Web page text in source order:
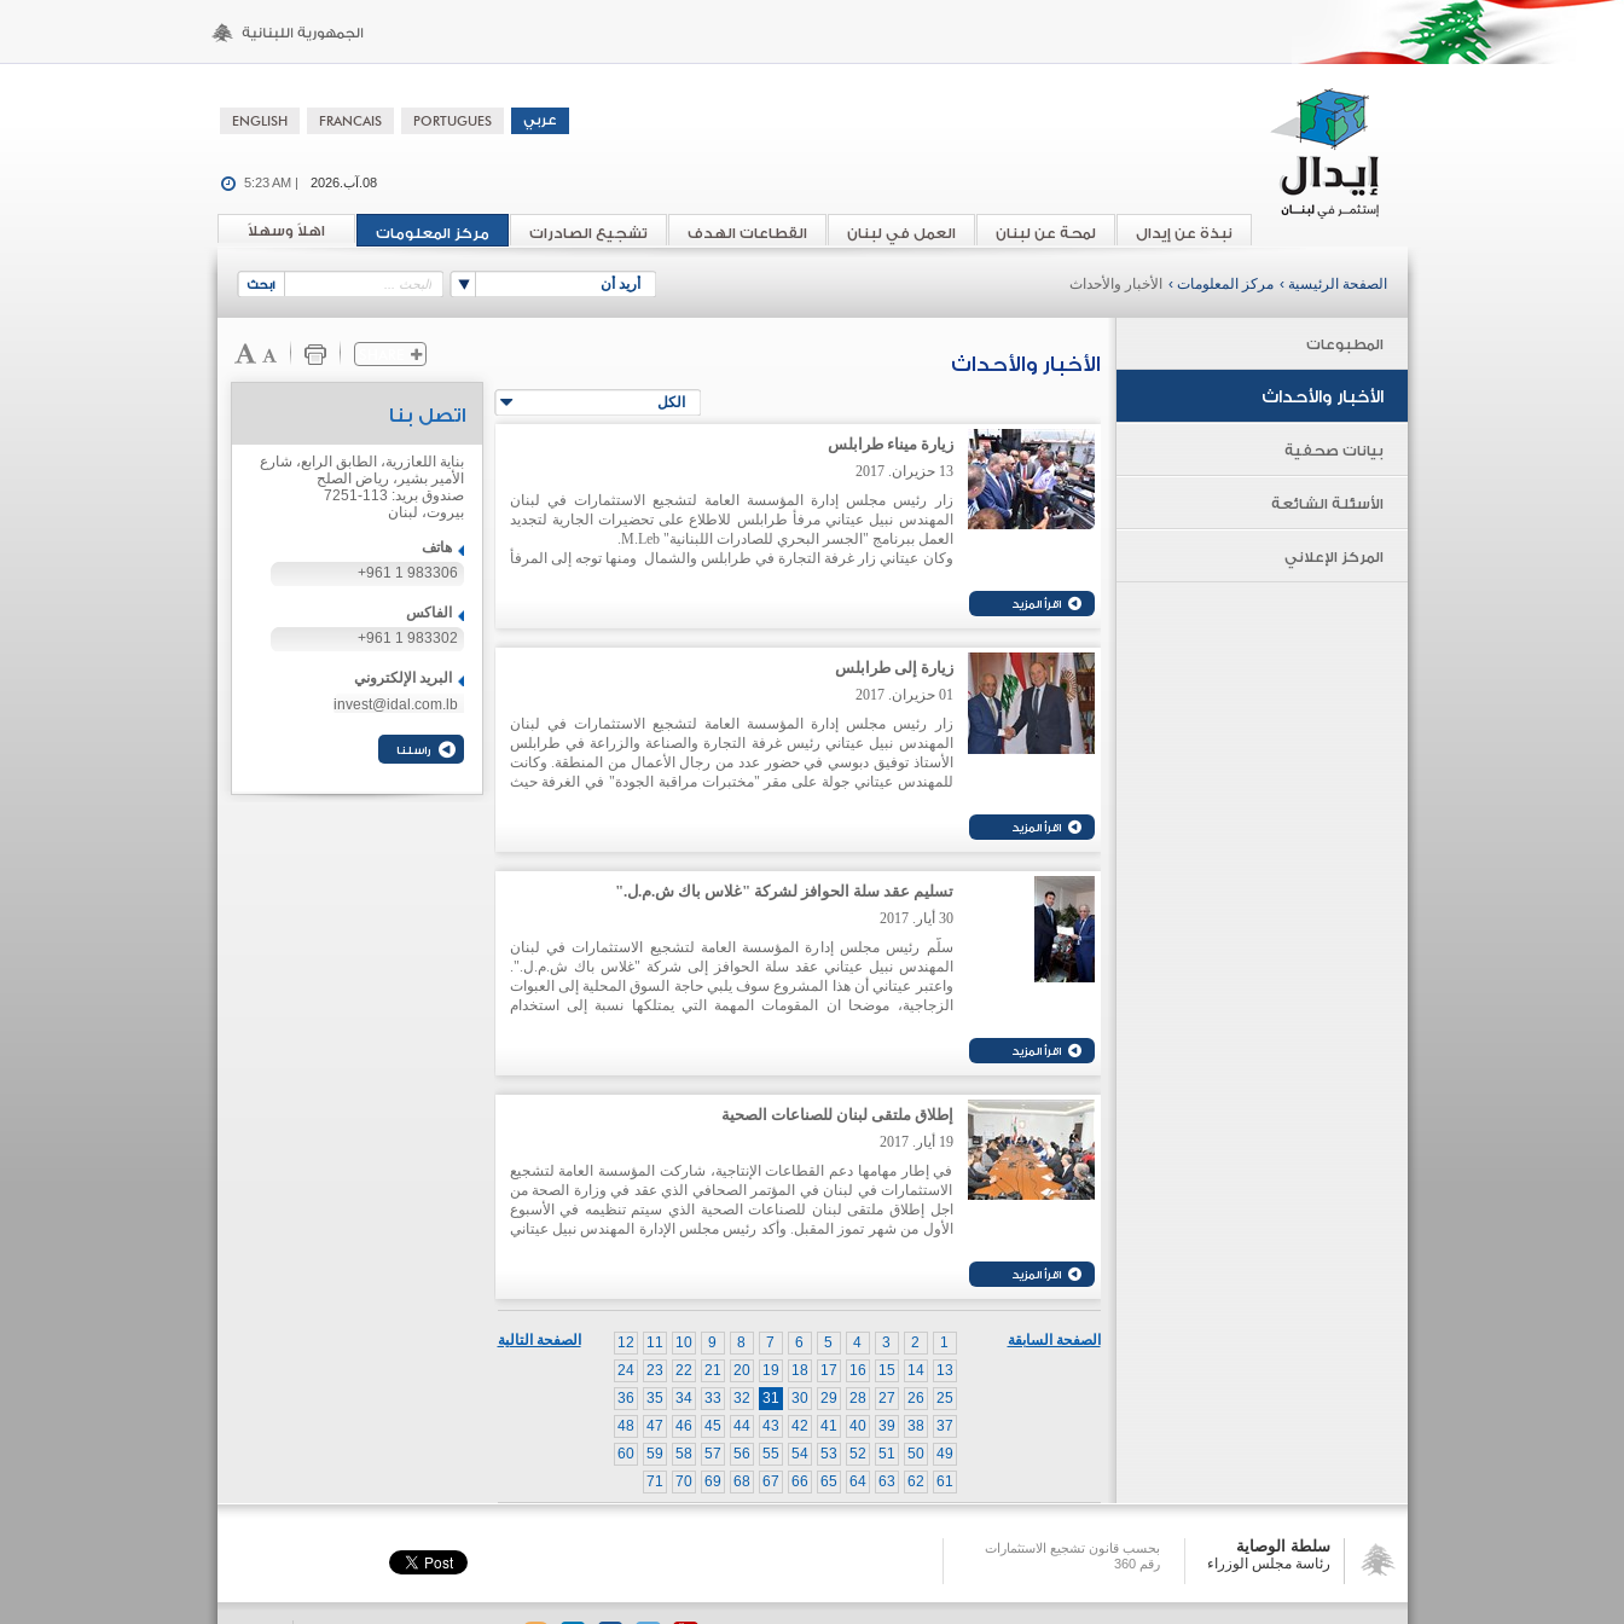
08.آب.2026 5:23 AM |
اهلاً وسهلاً مركز المعلومات تشجيع الصادرات القطاعات الهدف العمل في لبنان لمحة عن لبنان نبذة عن إيدال
أريد أن الصفحة الرئيسية › مركز المعلومات › الأخبار والأحداث
المطبوعات
الأخبار والأحداث
بيانات صحفية
الأسئلة الشائعة
المركز الإعلاني
الأخبار والأحداث
الكل
زيارة ميناء طرابلس
13 حزيران. 2017
زار رئيس مجلس إدارة المؤسسة العامة لتشجيع الاستثمارات في لبنان
المهندس نبيل عيتاني مرفأ طرابلس للاطلاع على تحضيرات الجارية لتجديد
العمل ببرنامج "الجسر البحري للصادرات اللبنانية" M.Leb.
وكان عيتاني زار غرفة التجارة في طرابلس والشمال ومنها توجه إلى المرفأ
زيارة إلى طرابلس
01 حزيران. 2017
زار رئيس مجلس إدارة المؤسسة العامة لتشجيع الاستثمارات في لبنان
المهندس نبيل عيتاني رئيس غرفة التجارة والصناعة والزراعة في طرابلس
الأستاذ توفيق دبوسي في حضور عدد من رجال الأعمال من المنطقة. وكانت
للمهندس عيتاني جولة على مقر "مختبرات مراقبة الجودة" في الغرفة حيث
تسليم عقد سلة الحوافز لشركة "غلاس باك ش.م.ل."
30 أيار. 2017
سلّم رئيس مجلس إدارة المؤسسة العامة لتشجيع الاستثمارات في لبنان
المهندس نبيل عيتاني عقد سلة الحوافز إلى شركة "غلاس باك ش.م.ل.".
واعتبر عيتاني أن هذا المشروع سوف يلبي حاجة السوق المحلية إلى العبوات
الزجاجية، موضحا ان المقومات المهمة التي يمتلكها نسبة إلى استخدام
إطلاق ملتقى لبنان للصناعات الصحية
19 أيار. 2017
في إطار مهامها دعم القطاعات الإنتاجية، شاركت المؤسسة العامة لتشجيع
الاستثمارات في لبنان في المؤتمر الصحافي الذي عقد في وزارة الصحة من
اجل إطلاق ملتقى لبنان للصناعات الصحية الذي سيتم تنظيمه في الأسبوع
الأول من شهر تموز المقبل. وأكد رئيس مجلس الإدارة المهندس نبيل عيتاني
الصفحة التالية 1
2
3
4
5
6
7
8
9
10
11
12
13
14
15
16
17
18
19
20
21
22
23
24
25
26
27
28
29
30
31
32
33
34
35
36
37
38
39
40
41
42
43
44
45
46
47
48
49
50
51
52
53
54
55
56
57
58
59
60
61
62
63
64
65
66
67
68
69
70
71
الصفحة السابقة
اتصل بنا
بناية اللعازرية، الطابق الرابع، شارع
الأمير بشير، رياض الصلح
صندوق بريد: 113-7251
بيروت، لبنان
هاتف
+961 1 983306
الفاكس
+961 1 983302
البريد الإلكتروني
invest@idal.com.lb
سلطة الوصاية
رئاسة مجلس الوزراء
بحسب قانون تشجيع الاستثمارات
رقم 360